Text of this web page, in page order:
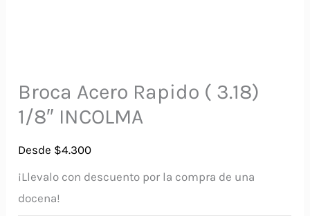
Broca Acero Rapido ( 3.18)
1/8″ INCOLMA
Desde $4.300
¡Llevalo con descuento por la compra de una
docena!